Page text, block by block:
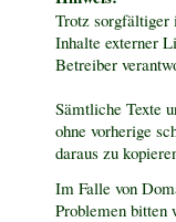
Trotz
Inhalte externer
Betreiber
Sämtliche Texte
ohne vorherige
daraus zu
Im Falle von
Problemen bitten